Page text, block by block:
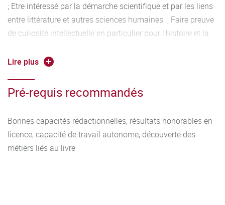
; Etre intéressé par la démarche scientifique et par les liens
entre littérature et autres sciences humaines ; Faire preuve
de curiosité intellectuelle en particulier pour l'histoire et la
générale et être ouvert au monde ; Pouvoir travailler de
avoir appréhendé les métiers du livre si possible lors d'un
court stage
Lire plus
Pré-requis recommandés
Bonnes capacités rédactionnelles, résultats honorables en
licence, capacité de travail autonome, découverte des
métiers liés au livre